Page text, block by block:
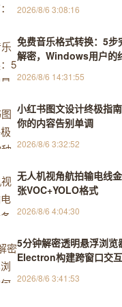
2026/8/6 3:08:16
免费音乐格式转换：5
解密，Windows用户的
2026/8/6 14:31:55
小红书图文设计终极指
你的内容告别单调
2026/8/6 3:32:52
无人机视角航拍输电线
张VOC+YOLO格式
2026/8/6 4:04:30
5分钟解密透明悬浮浏览
Electron构建跨窗口交
2026/8/6 3:41:53